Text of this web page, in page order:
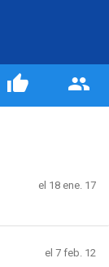
el 18 ene. 17
el 7 feb. 12